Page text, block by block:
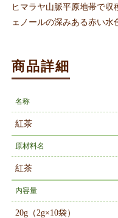
ヒマラヤ山脈平原地帯で
ェノールの深みある赤い水
商品詳細
名称
紅茶
原材料名
紅茶
内容量
20g（2g×10袋）